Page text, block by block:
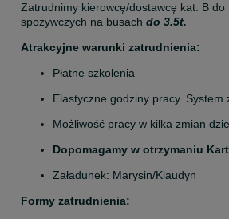
Zatrudnimy kierowcę/dostawcę kat. B do
spożywczych na busach do 3.5t.
Atrakcyjne warunki zatrudnienia:
Płatne szkolenia
Elastyczne godziny pracy. System
Możliwość pracy w kilka zmian
Dopomagamy w otrzymaniu
Załadunek: Marysin/Klaudyn
Formy zatrudnienia: